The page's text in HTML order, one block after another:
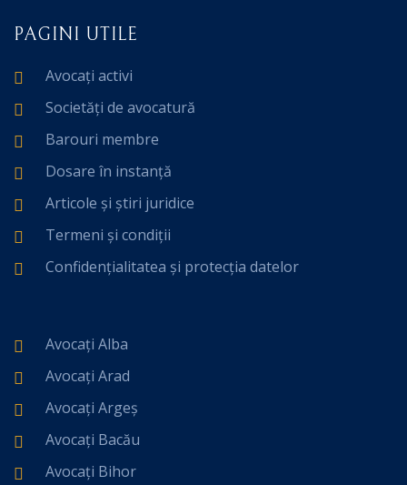
PAGINI UTILE
Avocați activi
Societăți de avocatură
Barouri membre
Dosare în instanță
Articole și știri juridice
Termeni și condiții
Confidențialitatea și protecția datelor
Avocați Alba
Avocați Arad
Avocați Argeș
Avocați Bacău
Avocați Bihor